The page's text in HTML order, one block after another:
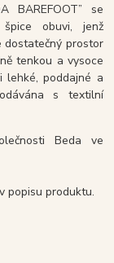
BAREFOOT” se
obuvi, jenž
dostatečný prostor
tenkou a vysoce
lehké, poddajné a
s textilní
Beda ve
popisu produktu.